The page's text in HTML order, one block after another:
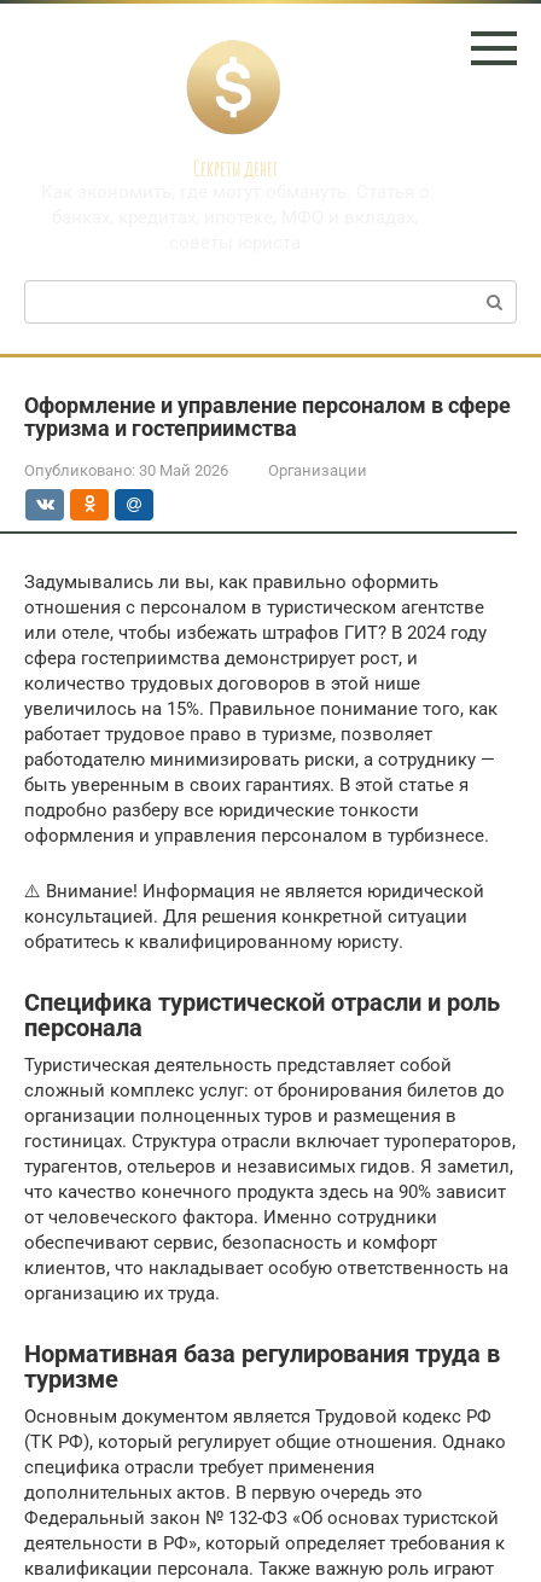
Перейти
Секреты денег
Поиск:
Оформление и управление персоналом в сфере
туризма и гостеприимства
Опубликовано: 30 Май 2026 Организации
Задумывались ли вы, как правильно оформить
отношения с персоналом в туристическом агентстве
или отеле, чтобы избежать штрафов ГИТ? В 2024 году
сфера гостеприимства демонстрирует рост, и
количество трудовых договоров в этой нише
увеличилось на 15%. Правильное понимание того, как
работает трудовое право в туризме, позволяет
работодателю минимизировать риски, а сотруднику —
быть уверенным в своих гарантиях. В этой статье я
подробно разберу все юридические тонкости
оформления и управления персоналом в турбизнесе.
⚠️ Внимание! Информация не является юридической
консультацией. Для решения конкретной ситуации
обратитесь к квалифицированному юристу.
Специфика туристической отрасли и роль
персонала
Туристическая деятельность представляет собой
сложный комплекс услуг: от бронирования билетов до
организации полноценных туров и размещения в
гостиницах. Структура отрасли включает туроператоров,
турагентов, отельеров и независимых гидов. Я заметил,
что качество конечного продукта здесь на 90% зависит
от человеческого фактора. Именно сотрудники
обеспечивают сервис, безопасность и комфорт
клиентов, что накладывает особую ответственность на
организацию их труда.
Нормативная база регулирования труда в
туризме
Основным документом является Трудовой кодекс РФ
(ТК РФ), который регулирует общие отношения. Однако
специфика отрасли требует применения
дополнительных актов. В первую очередь это
Федеральный закон № 132-ФЗ «Об основах туристской
деятельности в РФ», который определяет требования к
квалификации персонала. Также важную роль играют